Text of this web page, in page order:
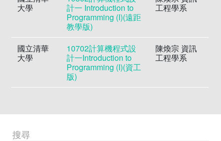
大學
計一 Introduction to
Programming (I)(遠距
教學版)
工程學系
國立清華
大學
10702計算機程式設
計一Introduction to
Programming (I)(資工
版)
陳煥宗 資訊
工程學系
搜尋